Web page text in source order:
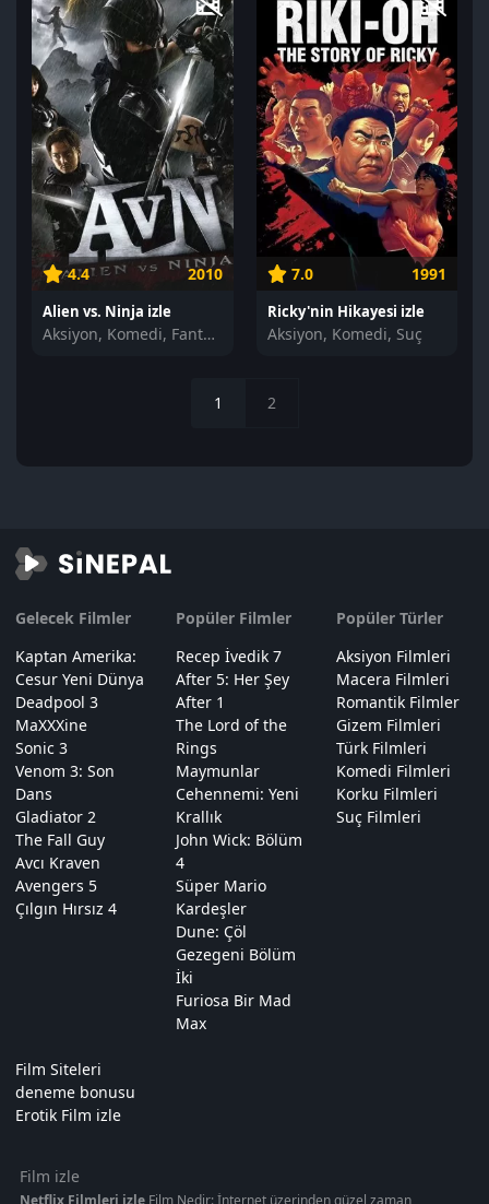
4.4 2010
Alien vs. Ninja izle
Aksiyon, Komedi, Fantastik
7.0 1991
Ricky'nin Hikayesi izle
Aksiyon, Komedi, Suç
1 2
Gelecek Filmler
Kaptan Amerika:
Cesur Yeni Dünya
Deadpool 3
MaXXXine
Sonic 3
Venom 3: Son
Dans
Gladiator 2
The Fall Guy
Avcı Kraven
Avengers 5
Çılgın Hırsız 4
Popüler Filmler
Recep İvedik 7
After 5: Her Şey
After 1
The Lord of the
Rings
Maymunlar
Cehennemi: Yeni
Krallık
John Wick: Bölüm
4
Süper Mario
Kardeşler
Dune: Çöl
Gezegeni Bölüm
İki
Furiosa Bir Mad
Max
Popüler Türler
Aksiyon Filmleri
Macera Filmleri
Romantik Filmler
Gizem Filmleri
Türk Filmleri
Komedi Filmleri
Korku Filmleri
Suç Filmleri
Film Siteleri
deneme bonusu
Erotik Film izle
Film izle